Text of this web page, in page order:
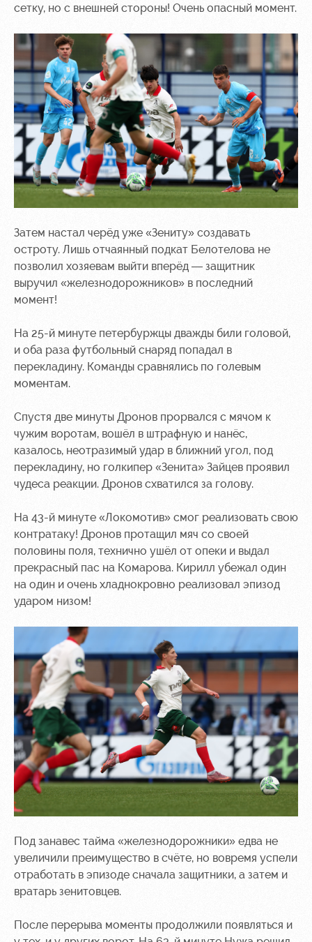
сетку, но с внешней стороны! Очень опасный момент.
Затем настал черёд уже «Зениту» создавать
остроту. Лишь отчаянный подкат Белотелова не
позволил хозяевам выйти вперёд — защитник
выручил «железнодорожников» в последний
момент!
На 25-й минуте петербуржцы дважды били головой,
и оба раза футбольный снаряд попадал в
перекладину. Команды сравнялись по голевым
моментам.
Спустя две минуты Дронов прорвался с мячом к
чужим воротам, вошёл в штрафную и нанёс,
казалось, неотразимый удар в ближний угол, под
перекладину, но голкипер «Зенита» Зайцев проявил
чудеса реакции. Дронов схватился за голову.
На 43-й минуте «Локомотив» смог реализовать свою
контратаку! Дронов протащил мяч со своей
половины поля, технично ушёл от опеки и выдал
прекрасный пас на Комарова. Кирилл убежал один
на один и очень хладнокровно реализовал эпизод
ударом низом!
Под занавес тайма «железнодорожники» едва не
увеличили преимущество в счёте, но вовремя успели
отработать в эпизоде сначала защитники, а затем и
вратарь зенитовцев.
После перерыва моменты продолжили появляться и